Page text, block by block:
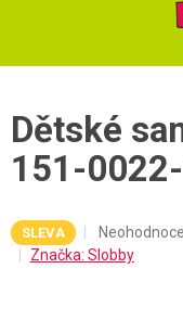
Dětské
151-
SLEVA
Průměrné
hodnocení
Značka: Slobby